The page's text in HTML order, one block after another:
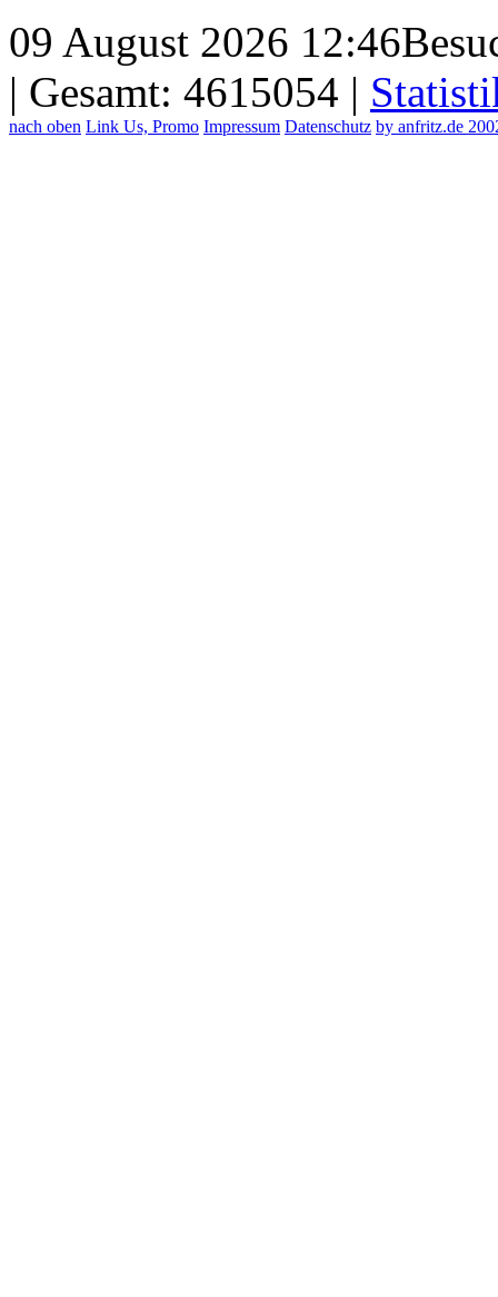
09 August 2026 12:46
| Gesamt: 4615054 |
nach oben Link Us, Promo Impressum Datenschutz by anfritz.de